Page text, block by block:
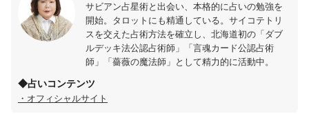
サビアン占星術と出会い、本格的に占いの勉強を
開始。タロットにも精通している。サイコテトリ
スを交えた占術方法を確立し、北海道初の「ダブ
ルデッキ法公認占術師」「言魂カード公認占術
師」「薔薇の魔法師」として精力的に活動中。
◆占いコンテンツ
・オフィシャルサイト